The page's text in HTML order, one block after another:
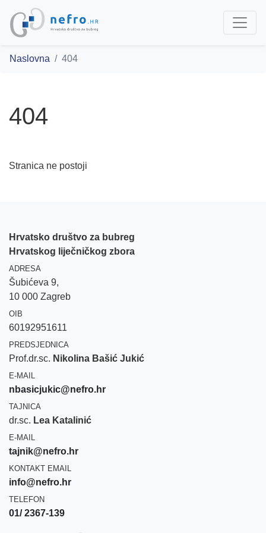
Naslovna 404
404
Stranica ne postoji
Hrvatsko društvo za bubreg
Hrvatskog liječničkog zbora
ADRESA
Šubićeva 9,
10 000 Zagreb
OIB
60192951611
PREDSJEDNICA
Prof.dr.sc. Nikolina Bašić Jukić
E-MAIL
nbasicjukic@nefro.hr
TAJNICA
dr.sc. Lea Katalinić
E-MAIL
tajnik@nefro.hr
KONTAKT EMAIL
info@nefro.hr
TELEFON
01/ 2367-139